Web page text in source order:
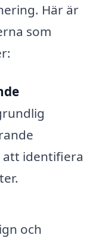
Här är
som
identifiera
och